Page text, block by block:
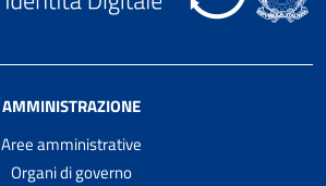
AMMINISTRAZIONE
Aree amministrative
Organi di governo